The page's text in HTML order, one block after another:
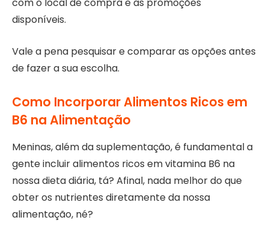
disponíveis.
Vale a pena pesquisar e comparar as opções antes
de fazer a sua escolha.
Como Incorporar Alimentos Ricos em
B6 na Alimentação
Meninas, além da suplementação, é fundamental a
gente incluir alimentos ricos em vitamina B6 na
nossa dieta diária, tá? Afinal, nada melhor do que
obter os nutrientes diretamente da nossa
alimentação, né?